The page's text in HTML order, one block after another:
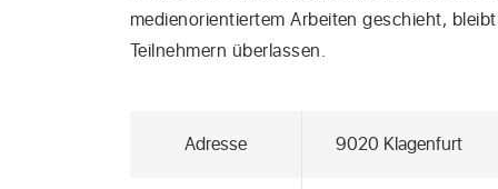
medienorientiertem Arbeiten geschieht,
Teilnehmern überlassen.
Adresse 9020 Klagenfurt